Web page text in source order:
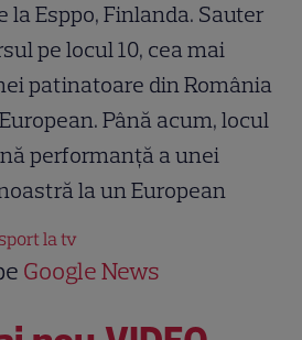
Esppo, Finlanda. Sauter
pe locul 10, cea mai
patinatoare din România
Până acum, locul
performanță a unei
la un European
la tv
Google News